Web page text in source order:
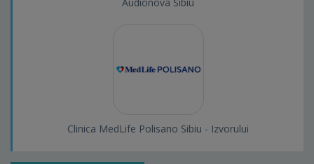
Clinica MedLife Polisano Sibiu - Izvorului